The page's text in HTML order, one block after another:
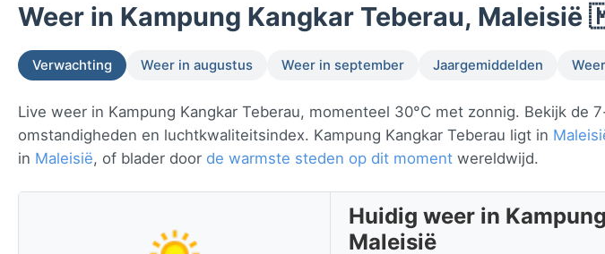
Weer in Kampung Kangkar Teberau,
Verwachting Weer in augustus Weer in september Jaargemiddelden
Live weer in Kampung Kangkar Teberau, momenteel 30°C met zonnig. Bekijk de
omstandigheden en luchtkwaliteitsindex. Kampung Kangkar Teberau ligt in
in Maleisië, of blader door de warmste steden op dit moment wereldwijd.
Huidig weer in
Maleisië